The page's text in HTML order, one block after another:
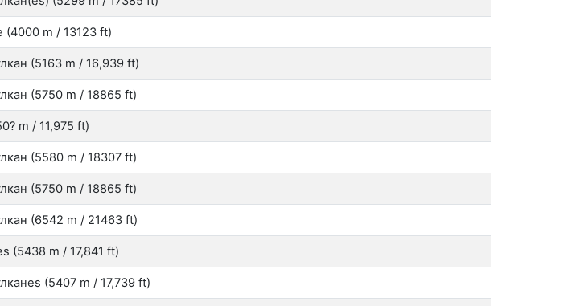
(4000 m / 13123 ft)
(5163 m / 16,939 ft)
(5750 m / 18865 ft)
m / 11,975 ft)
(5580 m / 18307 ft)
(5750 m / 18865 ft)
(6542 m / 21463 ft)
(5438 m / 17,841 ft)
(5407 m / 17,739 ft)